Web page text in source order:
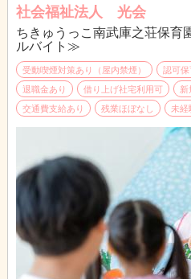
社会福祉法人 光会
ちきゅうっこ南武庫之荘保
ルバイト≫
受動喫煙対策あり（屋内禁煙） 認可
退職金あり
借り上げ社宅利用可
交通費支給あり
残業ほぼなし 未